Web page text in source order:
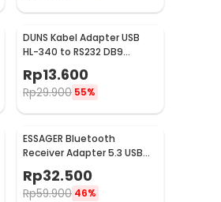
DUNS Kabel Adapter USB
HL-340 to RS232 DB9
Support Win7 64-bit - D9
Rp13.600
Rp29.900 55%
ESSAGER Bluetooth
Receiver Adapter 5.3 USB
Dongle Low Latency -
EBT53-BH01-P
Rp32.500
Rp59.900 46%